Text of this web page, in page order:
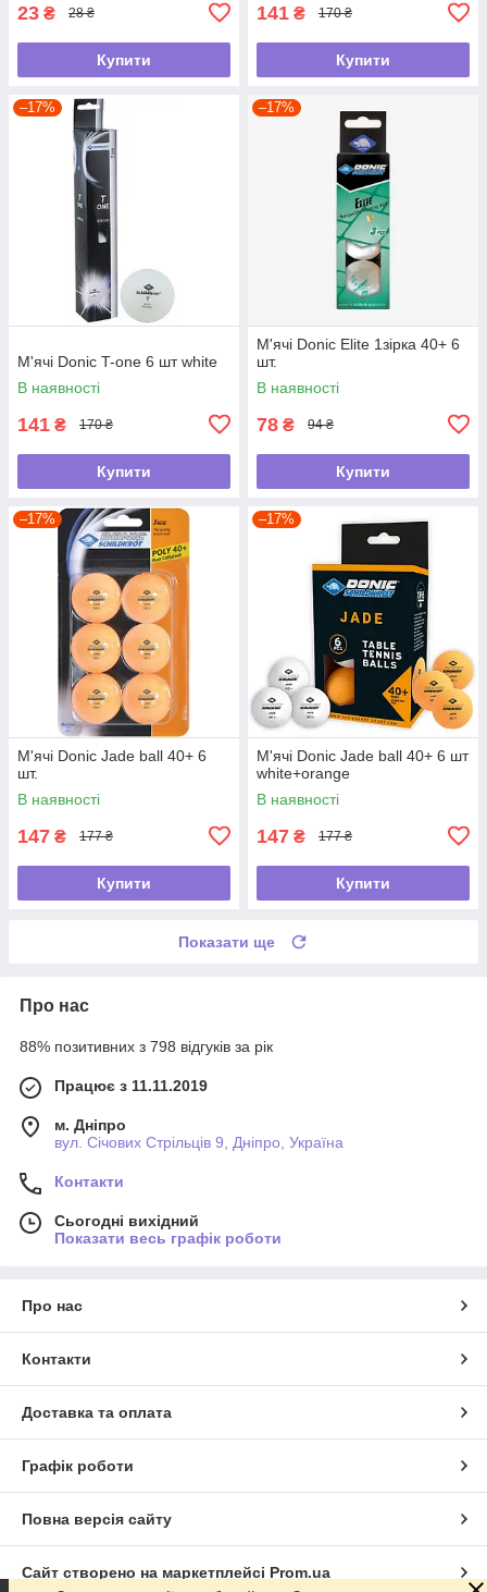
23 ₴ 28 ₴
Купити
141 ₴ 170 ₴
Купити
–17%
М'ячі Donic T-one 6 шт white
В наявності
141 ₴ 170 ₴
Купити
–17%
М'ячі Donic Elite 1зірка 40+ 6
шт.
В наявності
78 ₴ 94 ₴
Купити
–17%
М'ячі Donic Jade ball 40+ 6
шт.
В наявності
147 ₴ 177 ₴
Купити
–17%
М'ячі Donic Jade ball 40+ 6 шт
white+orange
В наявності
147 ₴ 177 ₴
Купити
Показати ще
Про нас
88% позитивних з 798 відгуків за рік
Працює з 11.11.2019
м. Дніпро
вул. Січових Стрільців 9, Дніпро, Україна
Контакти
Сьогодні вихідний
Показати весь графік роботи
Про нас
Контакти
Доставка та оплата
Графік роботи
Повна версія сайту
Сайт створено на маркетплейсі Prom.ua